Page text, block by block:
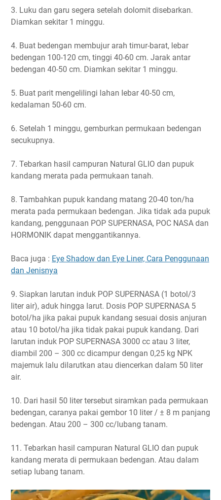
3. Luku dan garu segera setelah dolomit disebarkan.
Diamkan sekitar 1 minggu.
4. Buat bedengan membujur arah timur-barat, lebar
bedengan 100-120 cm, tinggi 40-60 cm. Jarak antar
bedengan 40-50 cm. Diamkan sekitar 1 minggu.
5. Buat parit mengelilingi lahan lebar 40-50 cm,
kedalaman 50-60 cm.
6. Setelah 1 minggu, gemburkan permukaan bedengan
secukupnya.
7. Tebarkan hasil campuran Natural GLIO dan pupuk
kandang merata pada permukaan tanah.
8. Tambahkan pupuk kandang matang 20-40 ton/ha
merata pada permukaan bedengan. Jika tidak ada pupuk
kandang, penggunaan POP SUPERNASA, POC NASA dan
HORMONIK dapat menggantikannya.
Baca juga : Eye Shadow dan Eye Liner, Cara Penggunaan
dan Jenisnya
9. Siapkan larutan induk POP SUPERNASA (1 botol/3
liter air), aduk hingga larut. Dosis POP SUPERNASA 5
botol/ha jika pakai pupuk kandang sesuai dosis anjuran
atau 10 botol/ha jika tidak pakai pupuk kandang. Dari
larutan induk POP SUPERNASA 3000 cc atau 3 liter,
diambil 200 – 300 cc dicampur dengan 0,25 kg NPK
majemuk lalu dilarutkan atau diencerkan dalam 50 liter
air.
10. Dari hasil 50 liter tersebut siramkan pada permukaan
bedengan, caranya pakai gembor 10 liter / ± 8 m panjang
bedengan. Atau 200 – 300 cc/lubang tanam.
11. Tebarkan hasil campuran Natural GLIO dan pupuk
kandang merata di permukaan bedengan. Atau dalam
setiap lubang tanam.